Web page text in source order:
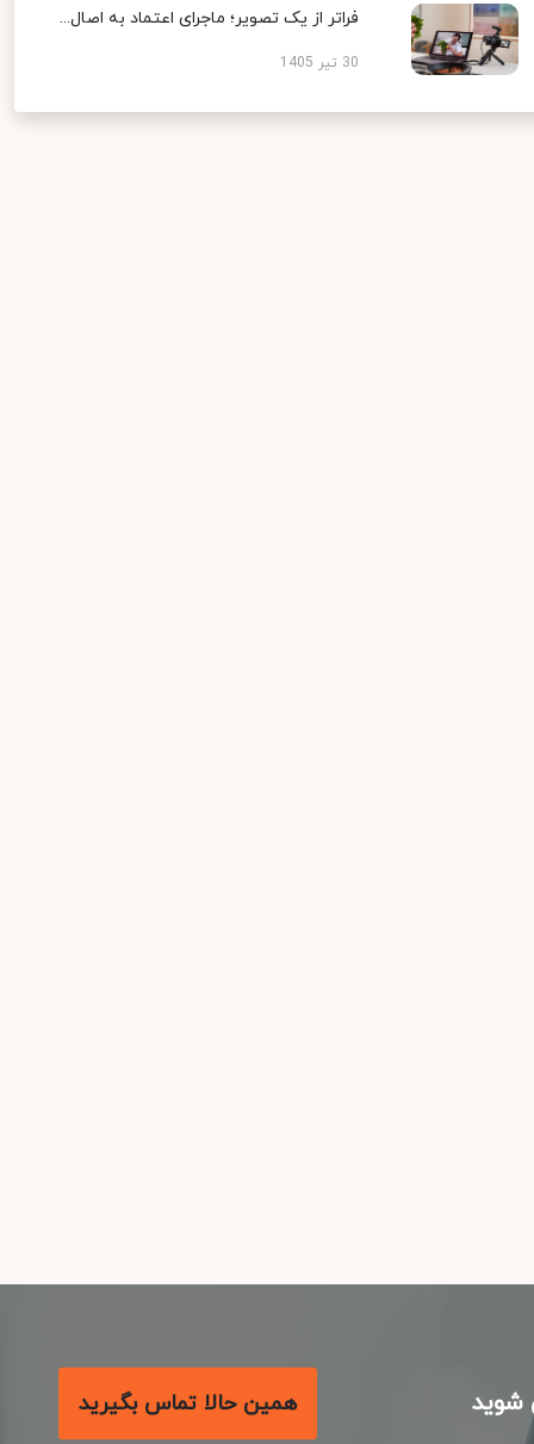
فراتر از یک تصویر؛ ماجرای اعتماد به اصال...
30 تیر 1405
همین حالا تماس بگیرید